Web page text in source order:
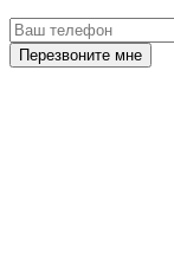
Перезвоните мне